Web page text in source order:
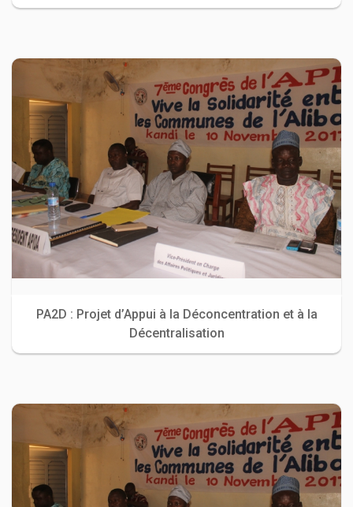
PA2D : Projet d’Appui à la Déconcentration et à la
Décentralisation